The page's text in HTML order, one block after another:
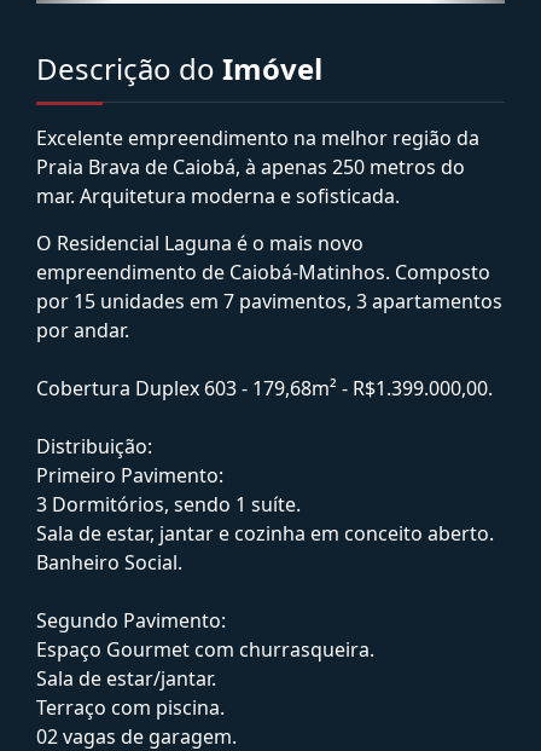
Descrição do Imóvel
Excelente empreendimento na melhor região da
Praia Brava de Caiobá, à apenas 250 metros do
mar. Arquitetura moderna e sofisticada.
O Residencial Laguna é o mais novo
empreendimento de Caiobá-Matinhos. Composto
por 15 unidades em 7 pavimentos, 3 apartamentos
por andar.
Cobertura Duplex 603 - 179,68m² - R$1.399.000,00.
Distribuição:
Primeiro Pavimento:
3 Dormitórios, sendo 1 suíte.
Sala de estar, jantar e cozinha em conceito aberto.
Banheiro Social.
Segundo Pavimento:
Espaço Gourmet com churrasqueira.
Sala de estar/jantar.
Terraço com piscina.
02 vagas de garagem.